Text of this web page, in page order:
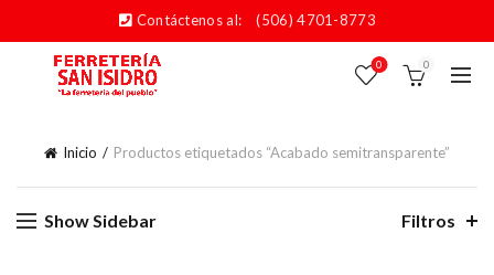
Contáctenos al: (506) 4701-8773
0 0
Inicio Productos etiquetados “Acabado semitransparente”
Show Sidebar Filtros